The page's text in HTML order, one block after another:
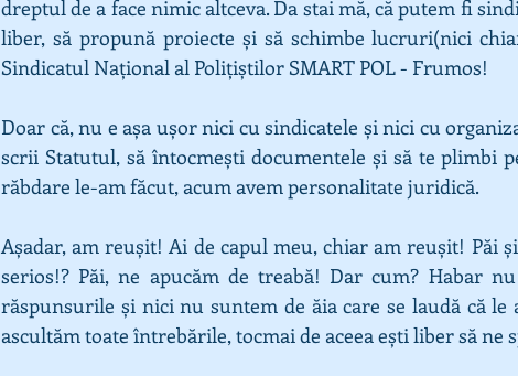
dreptul de a face nimic altceva. Da stai mă, că putem fi
liber, să propună proiecte și să schimbe lucruri(nici
Sindicatul Național al Polițiștilor SMART POL - Frumos!
Doar că, nu e așa ușor nici cu sindicatele și nici cu
scrii Statutul, să întocmești documentele și să te plimbi
răbdare le-am făcut, acum avem personalitate juridică.
Așadar, am reușit! Ai de capul meu, chiar am reușit! Păi
serios!? Păi, ne apucăm de treabă! Dar cum? Habar
răspunsurile și nici nu suntem de ăia care se laudă că
ascultăm toate întrebările, tocmai de aceea ești liber să ne